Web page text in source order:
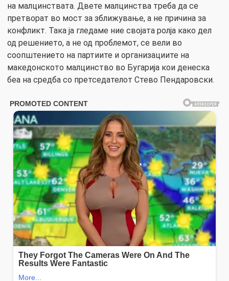
на малцинствата. Двете малцинства треба да се
претворат во мост за зближување, а не причина за
конфликт. Така ја гледаме ние својата ролја како дел
од решението, а не од проблемот, се вели во
соопштението на партиите и организациите на
македонското малцинство во Бугарија кои денеска
беа на средба со претседателот Стево Пендаровски.